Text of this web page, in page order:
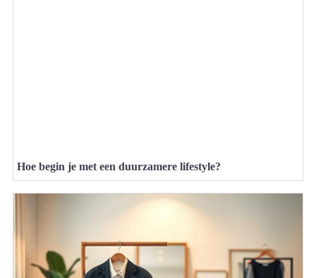
Hoe begin je met een duurzamere lifestyle?